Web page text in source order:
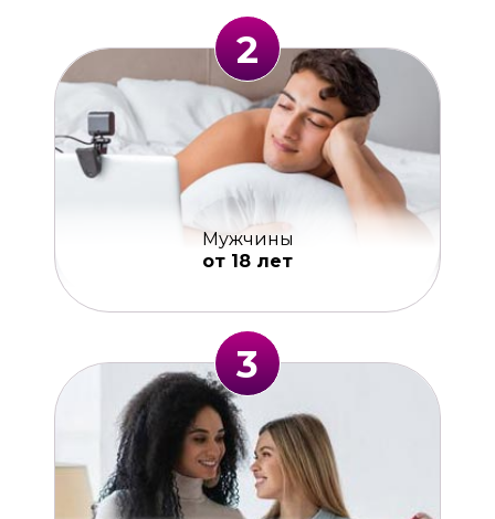
2
Мужчины
от 18 лет
3